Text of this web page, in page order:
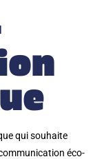
qui souhaite
éco-